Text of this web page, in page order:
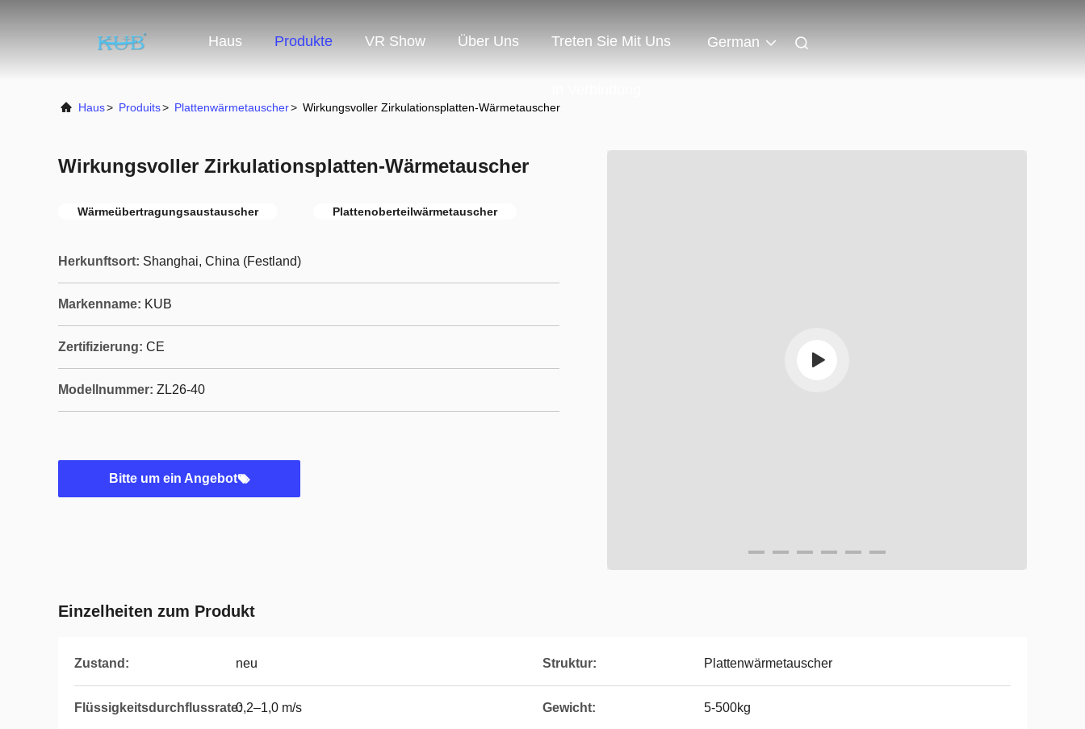
Haus Produkte VR Show Über Uns Treten Sie Mit Uns German
Haus> Produits> Plattenwärmetauscher> Wirkungsvoller Zirkulationsplatten-Wärmetauscher
Wirkungsvoller Zirkulationsplatten-Wärmetauscher
Wärmeübertragungsaustauscher Plattenoberteilwärmetauscher
Herkunftsort: Shanghai, China (Festland)
Markenname: KUB
Zertifizierung: CE
Modellnummer: ZL26-40
Bitte um ein Angebot
Einzelheiten zum Produkt
Zustand: neu Struktur: Plattenwärmetauscher
Flüssigkeitsdurchflussrate:0,2–1,0 m/s Gewicht: 5-500kg